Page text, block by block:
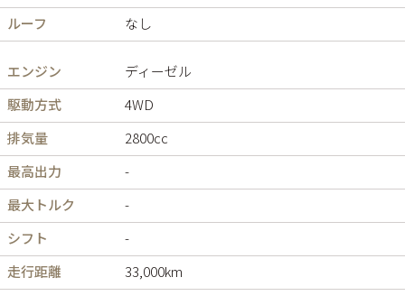
ルーフ
なし
エンジン
ディーゼル
駆動方式
4WD
排気量
2800cc
最高出力
-
最大トルク
-
シフト
-
走行距離
33,000km